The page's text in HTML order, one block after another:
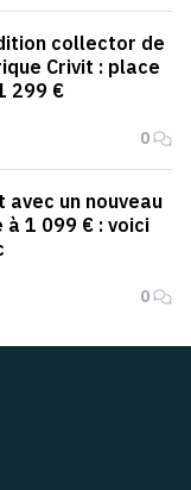
collector de
Crivit : place
299 €
0
un nouveau
1 099 € : voici
0